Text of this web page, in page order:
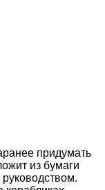
придумать
из бумаги